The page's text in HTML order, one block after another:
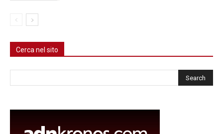
Cerca nel sito